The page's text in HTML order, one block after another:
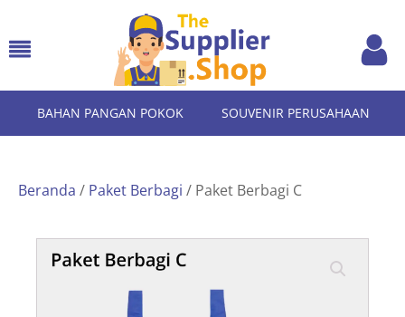
BAHAN PANGAN POKOK SOUVENIR PERUSAHAAN
Beranda / Paket Berbagi / Paket Berbagi C